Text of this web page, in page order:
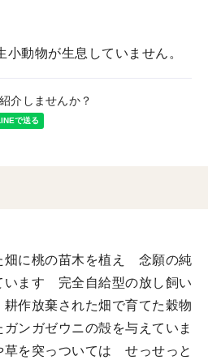
動物が生息していません。
介しませんか？
畑に桃の苗木を植え 念願の純
います 完全自給型の放し飼い
作放棄された畑で育てた穀物
ンガゼウニの殻を与えていま
を突っついては せっせっと